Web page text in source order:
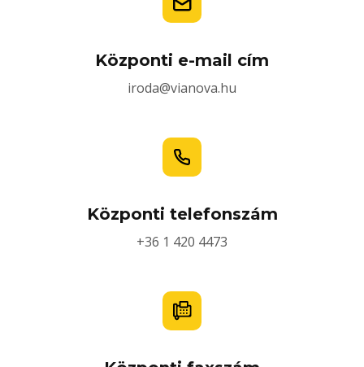
Központi e-mail cím
iroda@vianova.hu
Központi telefonszám
+36 1 420 4473